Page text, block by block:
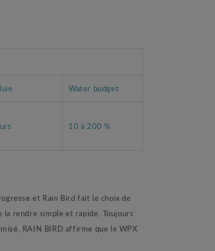
Water budget
10 à 200 %
et Rain Bird fait le choix de
rendre simple et rapide. Toujours
RAIN BIRD affirme que le WPX